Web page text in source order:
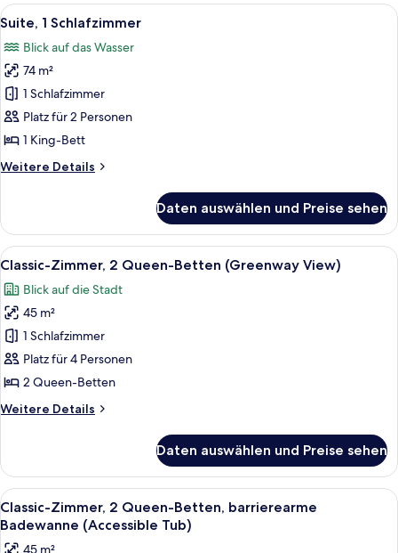
Bett,
Badewanne
(Accessible
Tub)
Alle
Fotos
für
Suite,
Schlafzimmer
anzeigen
Ein Hotelzimmer mit einem großen
4
Suite, 1 Schlafzimmer
Blick auf das Wasser
74 m²
1 Schlafzimmer
Platz für 2 Personen
1 King-Bett
Weitere Details
Weitere
1
Schlafzimmer
Daten auswählen und Preise sehen
Alle
Fotos
für
Classic-
Zimmer,
2 Queen-
Betten
View)
Ein Hotelzimmer mit einem großen
10
Classic-Zimmer, 2 Queen-Betten (Greenway View)
Blick auf die Stadt
45 m²
1 Schlafzimmer
Platz für 4 Personen
2 Queen-Betten
Weitere Details
Weitere
Zimmer,
2 Queen-
Betten
(Greenway
Daten auswählen und Preise sehen
Alle
Fotos
für
Ein Hotelzimmer mit einem großen
8
Classic-Zimmer, 2 Queen-Betten, barrierearme
Badewanne (Accessible Tub)
45 m²